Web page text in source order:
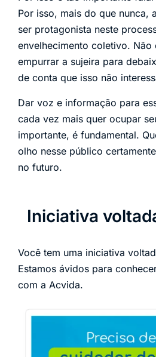
Por isso, mais do que nunca,
ser protagonista neste
envelhecimento coletivo. Não
empurrar a sujeira para
de conta que isso não
Dar voz e informação para
cada vez mais quer ocupar
importante, é fundamental.
olho nesse público
no futuro.
Iniciativa
Você tem uma iniciativa
Estamos ávidos para
com a Acvida.